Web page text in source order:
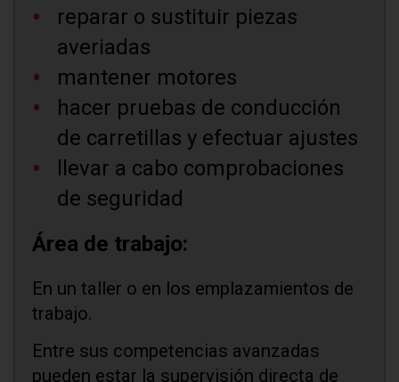
reparar o sustituir piezas
averiadas
mantener motores
hacer pruebas de conducción
de carretillas y efectuar ajustes
llevar a cabo comprobaciones
de seguridad
Área de trabajo:
En un taller o en los emplazamientos de
trabajo.
Entre sus competencias avanzadas
pueden estar la supervisión directa de